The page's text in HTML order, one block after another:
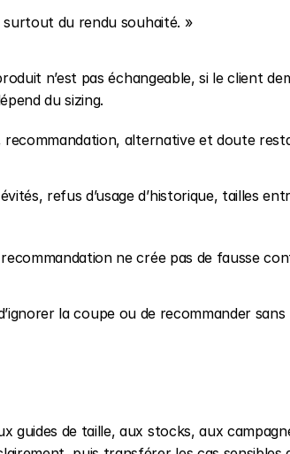
surtout du rendu souhaité. »
n’est pas échangeable, si le client
du sizing.
alternative et doute
refus d’usage d’historique, tailles
ne crée pas de fausse
la coupe ou de recommander sans
de taille, aux stocks, aux